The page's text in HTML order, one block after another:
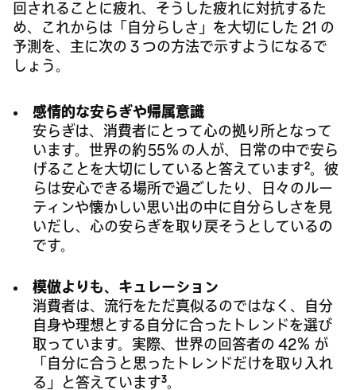
回されることに疲れ、そうした疲れに対抗するた
め、これからは「自分らしさ」を大切にした 21 の
予測を、主に次の 3 つの方法で示すようになるで
しょう。
感情的な安らぎや帰属意識
安らぎは、消費者にとって心の拠り所となって
います。世界の約 55％ の人が、日常の中で安ら
げることを大切にしていると答えています2。彼
らは安心できる場所で過ごしたり、日々のルー
ティンや懐かしい思い出の中に自分らしさを見
いだし、心の安らぎを取り戻そうとしているの
です。
模倣よりも、キュレーション
消費者は、流行をただ真似るのではなく、自分
自身や理想とする自分に合ったトレンドを選び
取っています。実際、世界の回答者の 42％ が
「自分に合うと思ったトレンドだけを取り入れ
る」と答えています3。